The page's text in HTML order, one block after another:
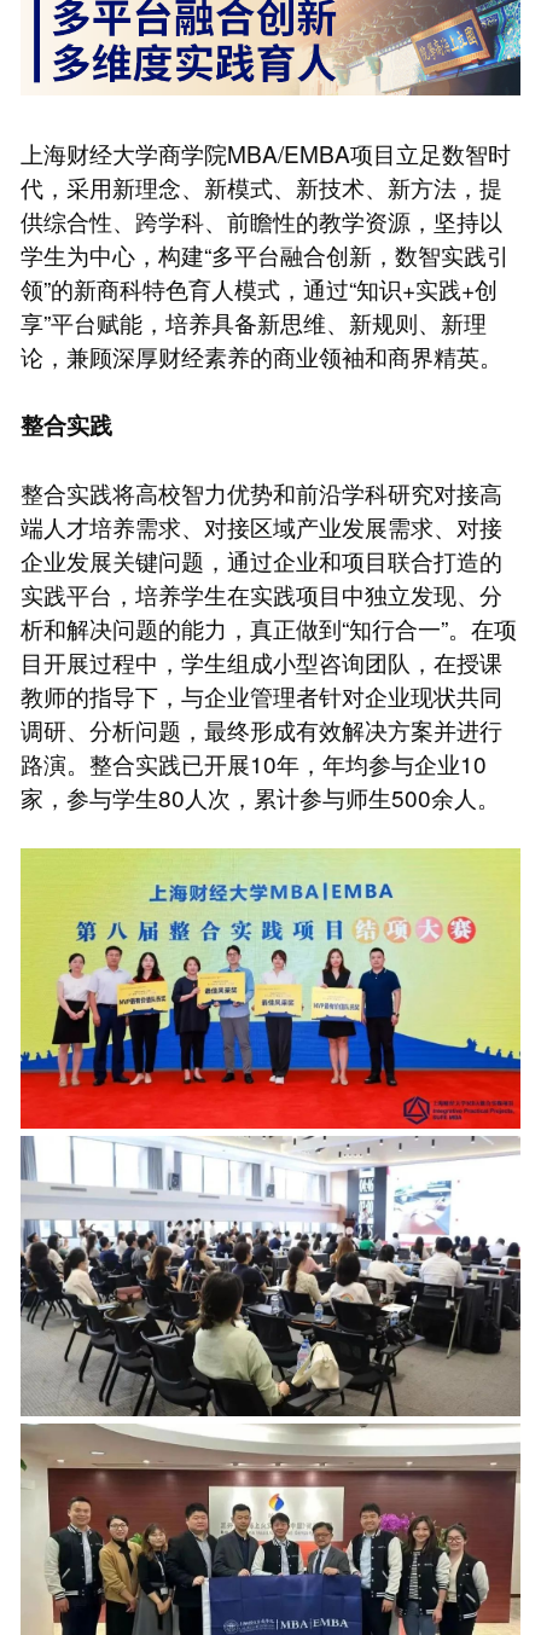
上海财经大学商学院MBA/EMBA项目立足数智时
代，采用新理念、新模式、新技术、新方法，提
供综合性、跨学科、前瞻性的教学资源，坚持以
学生为中心，构建“多平台融合创新，数智实践引
领”的新商科特色育人模式，通过“知识+实践+创
享”平台赋能，培养具备新思维、新规则、新理
论，兼顾深厚财经素养的商业领袖和商界精英。
整合实践
整合实践将高校智力优势和前沿学科研究对接高
端人才培养需求、对接区域产业发展需求、对接
企业发展关键问题，通过企业和项目联合打造的
实践平台，培养学生在实践项目中独立发现、分
析和解决问题的能力，真正做到“知行合一”。在项
目开展过程中，学生组成小型咨询团队，在授课
教师的指导下，与企业管理者针对企业现状共同
调研、分析问题，最终形成有效解决方案并进行
路演。整合实践已开展10年，年均参与企业10
家，参与学生80人次，累计参与师生500余人。